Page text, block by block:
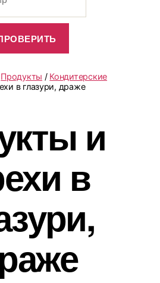
Продукты / Кондитерские
в глазури, драже
и
в